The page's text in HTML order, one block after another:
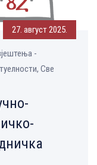
27. август 2025.
-
Све